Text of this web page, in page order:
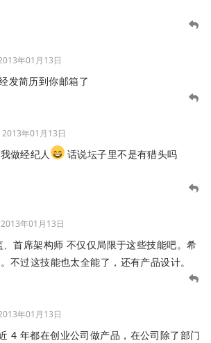
年01月13日
发简历到你邮箱了
2013年01月13日
做经纪人
话说坛子里不是有猎头吗
2013年01月13日
首席架构师 不仅仅局限于这些技能吧。希
不过这技能也太全能了，还有产品设计。
年01月13日
4 年都在创业公司做产品，在公司除了部门